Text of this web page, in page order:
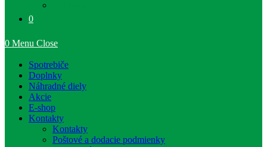
0
0 Menu Close
Spotrebiče
Doplnky
Náhradné diely
Akcie
E-shop
Kontakty
Kontakty
Poštové a dodacie podmienky